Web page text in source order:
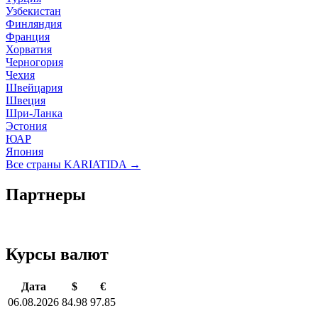
Узбекистан
Финляндия
Франция
Хорватия
Черногория
Чехия
Швейцария
Швеция
Шри-Ланка
Эстония
ЮАР
Япония
Все страны KARIATIDA →
Партнеры
Курсы валют
Дата $
€
06.08.2026 84.98 97.85